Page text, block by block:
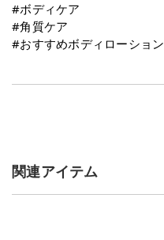
#ボディケア
#⾓質ケア
#おすすめボディローション
関連アイテム